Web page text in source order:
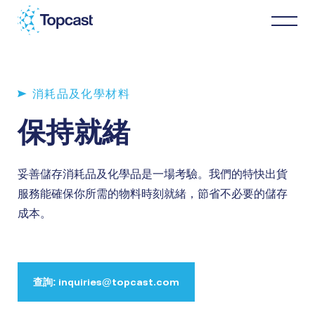
分銷
MRO服務
關於我們
最新消息
消耗品及化學材料
保持就緒
妥善儲存消耗品及化學品是一場考驗。我們的特快出貨
服務能確保你所需的物料時刻就緒，節省不必要的儲存
成本。
查詢: inquiries@topcast.com